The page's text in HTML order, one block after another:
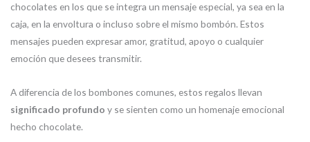
chocolates en los que se integra un mensaje especial, ya sea en la
caja, en la envoltura o incluso sobre el mismo bombón. Estos
mensajes pueden expresar amor, gratitud, apoyo o cualquier
emoción que desees transmitir.
A diferencia de los bombones comunes, estos regalos llevan
significado profundo y se sienten como un homenaje emocional
hecho chocolate.